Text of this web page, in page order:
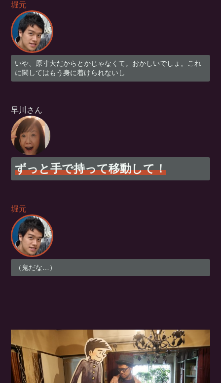
堀元
いや、原寸大だからとかじゃなくて。おかしいでしょ。これ
に関してはもう身に着けられないし
早川さん
ずっと手で持って移動して！
堀元
（鬼だな…）